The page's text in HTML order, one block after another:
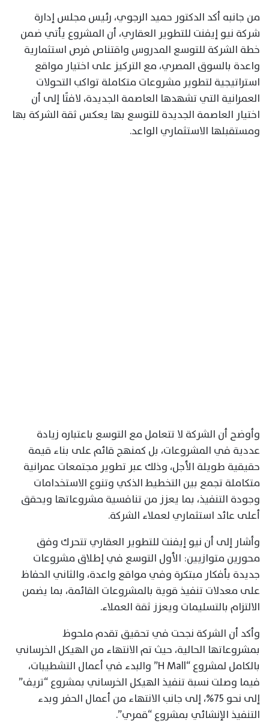
من جانبه أكد الدكتور حميد الرجوي، رئيس مجلس إدارة
شركة نيو إيفنت للتطوير العقاري، أن المشروع يأتي ضمن
خطة الشركة للتوسع المدروس واقتناص فرص استثمارية
واعدة بالسوق المصري، مع التركيز على اختيار مواقع
استراتيجية لتطوير مشروعات متكاملة تواكب التحولات
العمرانية التي تشهدها العاصمة الجديدة، لافتًا إلى أن
اختيار العاصمة الجديدة للتوسع بها يعكس ثقة الشركة بها
ومستقبلها الاستثماري الواعد.
وأوضح أن الشركة لا تتعامل مع التوسع باعتباره زيادة
عددية في المشروعات، بل كمنهج قائم على بناء قيمة
حقيقية طويلة الأجل، وذلك عبر تطوير مجتمعات عمرانية
متكاملة تجمع بين التخطيط الذكي وتنوع الاستخدامات
وجودة التنفيذ، بما يعزز من تنافسية مشروعاتها ويحقق
أعلى عائد استثماري لعملاء الشركة.
وأشار إلى أن نيو إيفنت للتطوير العقاري تتحرك وفق
محورين متوازيين: الأول التوسع في إطلاق مشروعات
جديدة بأفكار مبتكرة وفي مواقع واعدة، والثاني الحفاظ
على معدلات تنفيذ قوية بالمشروعات القائمة، بما يضمن
الالتزام بالتسليمات ويعزز ثقة العملاء.
وأكد أن الشركة نجحت في تحقيق تقدم ملحوظ
بمشروعاتها الحالية، حيث تم الانتهاء من الهيكل الخرساني
بالكامل لمشروع “H Mall” والبدء في أعمال التشطيبات،
فيما وصلت نسبة تنفيذ الهيكل الخرساني بمشروع “تريف”
إلى نحو 75%، إلى جانب الانتهاء من أعمال الحفر وبدء
التنفيذ الإنشائي بمشروع “قمري”.